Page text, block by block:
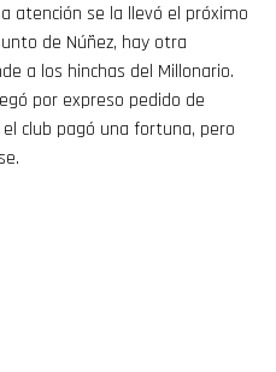
atención se la llevó el próximo
de Núñez, hay otra
a los hinchas del Millonario.
por expreso pedido de
club pagó una fortuna, pero